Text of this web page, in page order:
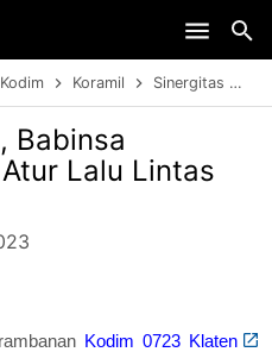
Kodim Koramil Sinergitas
Babinsa
Lalu Lintas
Kodim 0723 Klaten